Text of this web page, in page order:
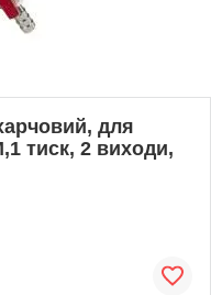
для
тиск, 2 виходи,